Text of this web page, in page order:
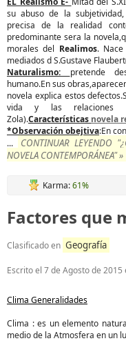
su abuso de la
precisa de la realidad
predominante sera la
morales del Realimos. Nace
mediados d S.Gustave
Naturalismo: pretende
humano.En sus
novela explica estos
vida y las relaciones
Zola).Características novela
*Observación obejtiva:En
...
CONTINUAR LEYENDO
NOVELA CONTEMPORÁNEA" »
Karma:61%
Factores que
Clasificado en Geografía
Escrito el 7 de Agosto de 2015
Clima Generalidades
Clima : es un elemento
medio de la Atmosfera en un